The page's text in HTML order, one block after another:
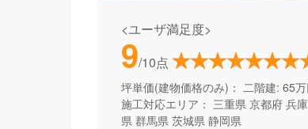
<ユーザ満足度>
9/10点
坪単価(建物価格のみ)： 二階建: 65
施工対応エリア： 三重県 京都府 兵
県 群馬県 茨城県 静岡県